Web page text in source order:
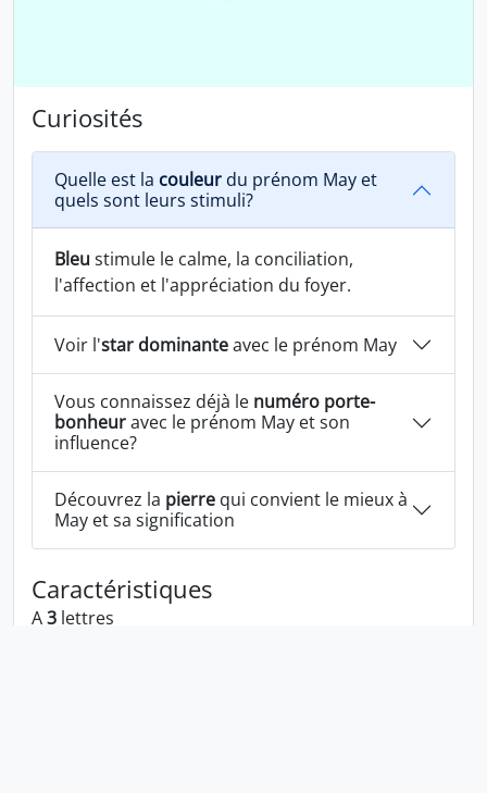
Curiosités
Quelle est la couleur du prénom May et
quels sont leurs stimuli?
Bleu stimule le calme, la conciliation,
l'affection et l'appréciation du foyer.
Voir l'star dominanteavec le prénom May
Vous connaissez déjà le numéro porte-
bonheuravec le prénom May et son
influence?
Découvrez la pierre qui convient le mieux à
May et sa signification
Caractéristiques
A3 lettres